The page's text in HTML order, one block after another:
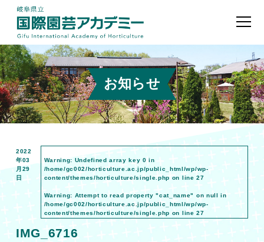
お知らせ
2022
年03
月29
日
Warning: Undefined array key 0 in
/home/gc002/horticulture.ac.jp/public_html/wp/wp-
content/themes/horticulture/single.php on line27
Warning: Attempt to read property "cat_name" on null in
/home/gc002/horticulture.ac.jp/public_html/wp/wp-
content/themes/horticulture/single.php on line27
IMG_6716